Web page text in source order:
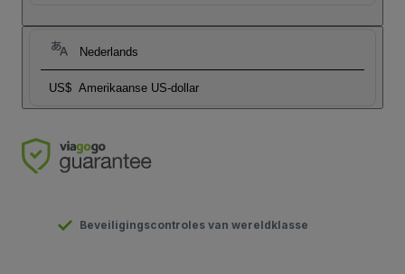
Nederlands
US$ Amerikaanse US-dollar
Beveiligingscontroles van wereldklasse